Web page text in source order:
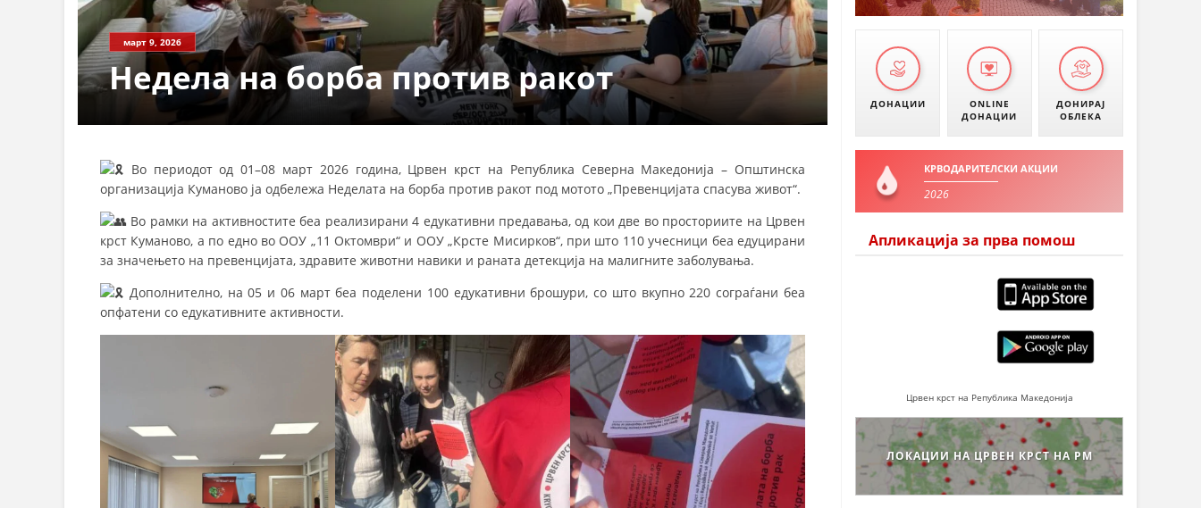
ЗАКОН ЗА ЦКРМ
СТАТУТ НА ЦКРМ
ОРГАНИЗАЦИЈА И РАЗВОЈ
РАКОВОДЕН ОДБОР
MЕЃУНАРОДНО ХУМАНИТАРНО ПРАВО
ПРОМОЦИЈА НА ХУМАНИ ВРЕДНОСТИ
УПОТРЕБА И ЗАШТИТА НА АМБЛЕМОТ
СОЦИЈАЛНО ХУМАНИТАРНА ДЕЈНОСТ
КАКО ДА ДОНИРАТЕ
март 9, 2026
Недела на борба против ракот
Во периодот од 01–08 март 2026 година, Црвен крст на Република Северна Македонија – Општинска
организација Куманово ја одбележа Неделата на борба против ракот под мотото „Превенцијата спасува живот“.
Во рамки на активностите беа реализирани 4 едукативни предавања, од кои две во просториите на Црвен
крст Куманово, а по едно во ООУ „11 Октомври“ и ООУ „Крсте Мисирков“, при што 110 учесници беа едуцирани
за значењето на превенцијата, здравите животни навики и раната детекција на малигните заболувања.
Дополнително, на 05 и 06 март беа поделени 100 едукативни брошури, со што вкупно 220 сограѓани беа
опфатени со едукативните активности.
ДОНАЦИИ
ONLINE
ДОНАЦИИ
ДОНИРАЈ
ОБЛЕКА
КРВОДАРИТЕЛСКИ АКЦИИ
2026
Апликација за прва помош
Црвен крст на Република Македонија
ЛОКАЦИИ НА ЦРВЕН КРСТ НА РМ